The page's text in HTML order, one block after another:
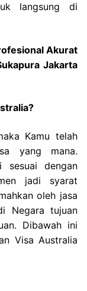
langsung di
Akurat
Jakarta
Kamu telah
yang mana.
sesuai dengan
jadi syarat
oleh jasa
Negara tujuan
Dibawah ini
Visa Australia